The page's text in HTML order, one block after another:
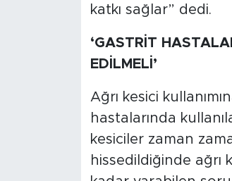
katkı sağlar” dedi.
‘GASTRİT
EDİLMELİ’
Ağrı kesici
hastalarında
kesiciler zaman
hissedildiğinde ağrı